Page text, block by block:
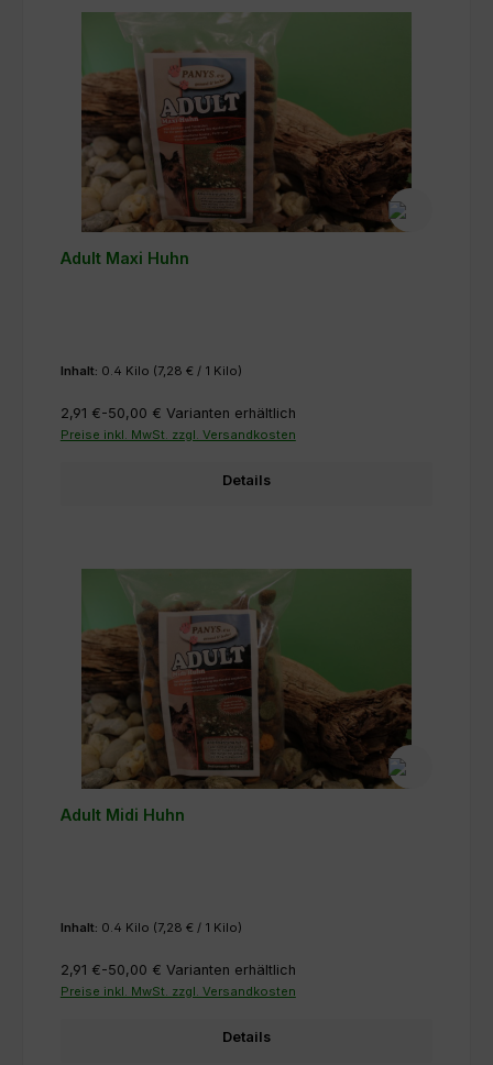
Adult Maxi Huhn
Inhalt: 0.4 Kilo (7,28 € / 1 Kilo)
2,91 €-50,00 € Varianten erhältlich
Preise inkl. MwSt. zzgl. Versandkosten
Details
Adult Midi Huhn
Inhalt: 0.4 Kilo (7,28 € / 1 Kilo)
2,91 €-50,00 € Varianten erhältlich
Preise inkl. MwSt. zzgl. Versandkosten
Details